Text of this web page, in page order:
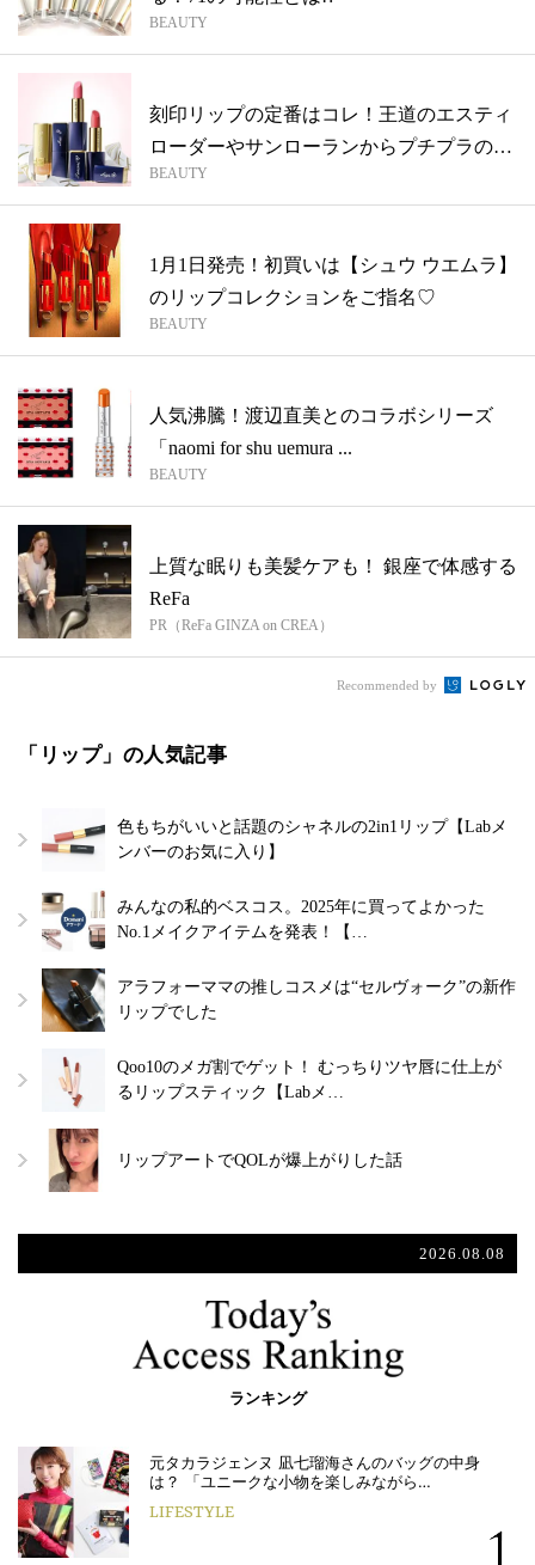
BEAUTY
刻印リップの定番はコレ！王道のエスティ
ローダーやサンローランからプチプラのオ
ペラ...
BEAUTY
1月1日発売！初買いは【シュウ ウエムラ】
のリップコレクションをご指名♡
BEAUTY
人気沸騰！渡辺直美とのコラボシリーズ
「naomi for shu uemura ...
BEAUTY
上質な眠りも美髪ケアも！ 銀座で体感する
ReFa
PR（ReFa GINZA on CREA）
Recommended by
「リップ」の人気記事
色もちがいいと話題のシャネルの2in1リップ【Labメ
ンバーのお気に入り】
みんなの私的ベスコス。2025年に買ってよかった
No.1メイクアイテムを発表！【…
アラフォーママの推しコスメは“セルヴォーク”の新作
リップでした
Qoo10のメガ割でゲット！ むっちりツヤ唇に仕上が
るリップスティック【Labメ…
リップアートでQOLが爆上がりした話
2026.08.08
ランキング
元タカラジェンヌ 凪七瑠海さんのバッグの中身
は？ 「ユニークな小物を楽しみながら…
LIFESTYLE